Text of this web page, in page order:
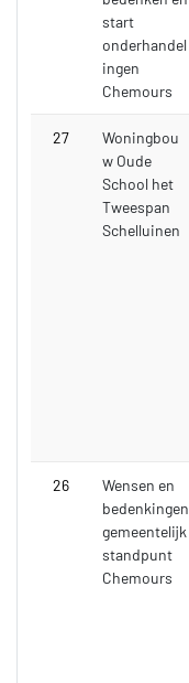
start
onderhandel
ingen
Chemours
27
Woningbou
w Oude
School het
Tweespan
Schelluinen
26
Wensen en
bedenkingen
gemeentelijk
standpunt
Chemours